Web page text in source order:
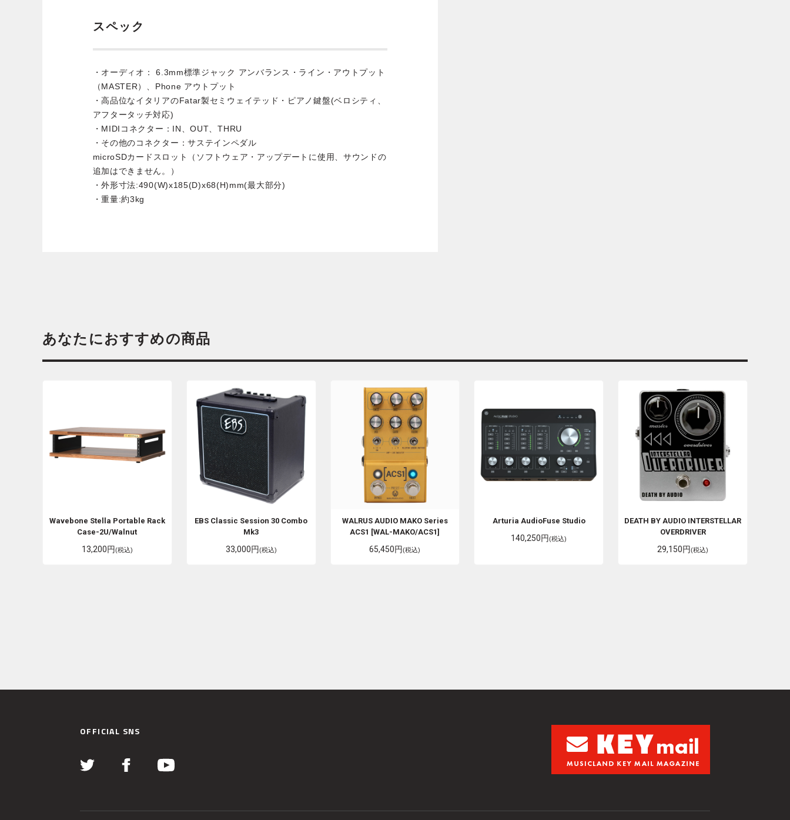
スペック
・オーディオ： 6.3mm標準ジャック アンバランス・ライン・アウトプット
（MASTER）、Phone アウトプット
・高品位なイタリアのFatar製セミウェイテッド・ピアノ鍵盤(ベロシティ、
アフタータッチ対応)
・MIDIコネクター：IN、OUT、THRU
・その他のコネクター：サステインペダル
microSDカードスロット（ソフトウェア・アップデートに使用、サウンドの
追加はできません。）
・外形寸法:490(W)x185(D)x68(H)mm(最大部分)
・重量:約3kg
あなたにおすすめの商品
Wavebone Stella Portable Rack
Case-2U/Walnut
13,200円(税込)
EBS Classic Session 30 Combo
Mk3
33,000円(税込)
WALRUS AUDIO MAKO Series
ACS1 [WAL-MAKO/ACS1]
65,450円(税込)
Arturia AudioFuse Studio
140,250円(税込)
DEATH BY AUDIO INTERSTELLAR
OVERDRIVER
29,150円(税込)
OFFICIAL SNS